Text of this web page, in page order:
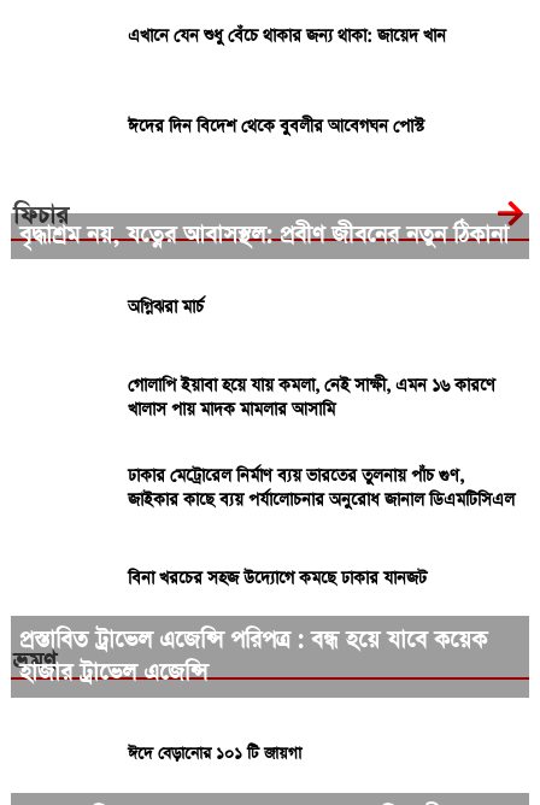
এখানে যেন শুধু বেঁচে থাকার জন্য থাকা: জায়েদ খান
ঈদের দিন বিদেশ থেকে বুবলীর আবেগঘন পোস্ট
ফিচার
বৃদ্ধাশ্রম নয়, যত্নের আবাসস্থল: প্রবীণ জীবনের নতুন ঠিকানা
অগ্নিঝরা মার্চ
গোলাপি ইয়াবা হয়ে যায় কমলা, নেই সাক্ষী, এমন ১৬ কারণে
খালাস পায় মাদক মামলার আসামি
ঢাকার মেট্রোরেল নির্মাণ ব্যয় ভারতের তুলনায় পাঁচ গুণ,
জাইকার কাছে ব্যয় পর্যালোচনার অনুরোধ জানাল ডিএমটিসিএল
বিনা খরচের সহজ উদ্যোগে কমছে ঢাকার যানজট
ভ্রমণ
প্রস্তাবিত ট্রাভেল এজেন্সি পরিপত্র : বন্ধ হয়ে যাবে কয়েক
হাজার ট্রাভেল এজেন্সি
ঈদে বেড়ানোর ১০১ টি জায়গা